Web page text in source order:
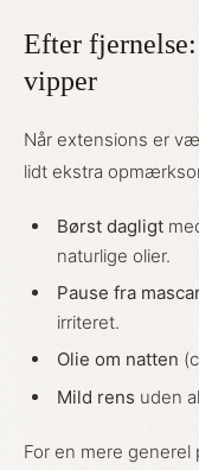
Efter
vipper
Når extensions er
lidt ekstra
Børst dagligt
naturlige olier.
Pause fra
irriteret.
Olie om natten
Mild rens uden
For en mere generel